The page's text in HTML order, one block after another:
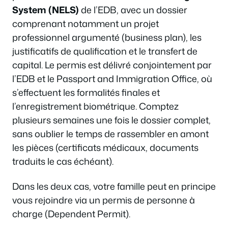
System (NELS)de l’EDB, avec un dossier
comprenant notamment un projet
professionnel argumenté (business plan), les
justificatifs de qualification et le transfert de
capital. Le permis est délivré conjointement par
l’EDB et le Passport and Immigration Office, où
s’effectuent les formalités finales et
l’enregistrement biométrique. Comptez
plusieurs semaines une fois le dossier complet,
sans oublier le temps de rassembler en amont
les pièces (certificats médicaux, documents
traduits le cas échéant).
Dans les deux cas, votre famille peut en principe
vous rejoindre via un permis de personne à
charge (Dependent Permit).